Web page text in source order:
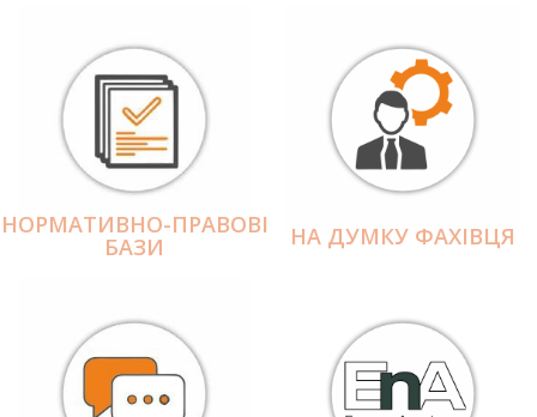
НОРМАТИВНО-ПРАВОВІ
БАЗИ НА ДУМКУ ФАХІВЦЯ